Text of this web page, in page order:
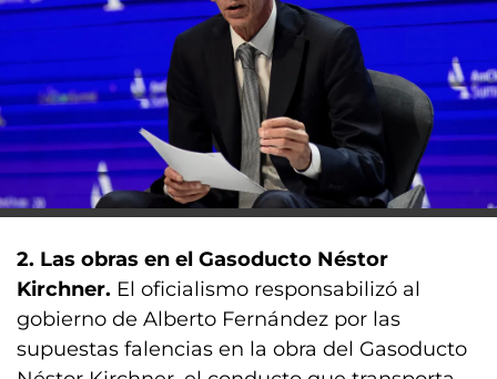
2. Las obras en el Gasoducto Néstor
Kirchner. El oficialismo responsabilizó al
gobierno de Alberto Fernández por las
supuestas falencias en la obra del Gasoducto